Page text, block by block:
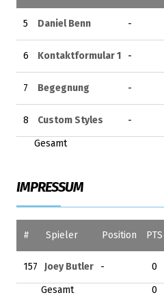
5 Daniel Benn -
6 Kontaktformular 1 -
7 Begegnung -
8 Custom Styles -
Gesamt
IMPRESSUM
# Spieler Position PTS
157 Joey Butler - 0
Gesamt
0